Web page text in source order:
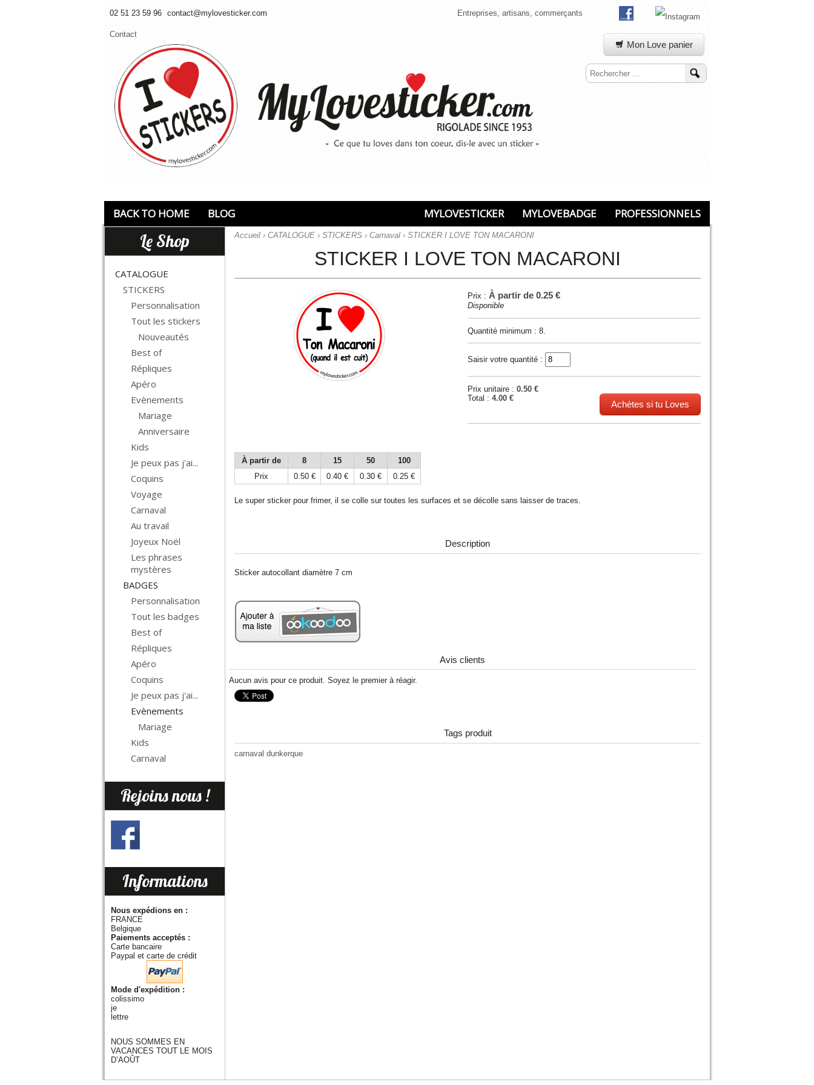
02 51 23 59 96 contact@mylovesticker.com
Contact
Entreprises, artisans, commerçants
Mon Love panier
BACK TO HOME BLOG PROFESSIONNELS
MYLOVEBADGE
MYLOVESTICKER
Accueil › CATALOGUE › STICKERS › Carnaval › STICKER I LOVE TON MACARONI
STICKER I LOVE TON MACARONI
Prix : À partir de 0.25 €
Disponible
Quantité minimum : 8.
Saisir votre quantité :
Prix unitaire : 0.50 €
Achètes si tu Loves
Total : 4.00 €
À partir de 8 15 50
100
Prix
0.50 € 0.40 € 0.30 € 0.25 €
Le super sticker pour frimer, il se colle sur toutes les surfaces et se décolle sans laisser de traces.
Description
Sticker autocollant diamètre 7 cm
Avis clients
Aucun avis pour ce produit. Soyez le premier à réagir.
Tags produit
carnaval dunkerque
Le Shop
CATALOGUE
STICKERS
Personnalisation
Tout les stickers
Nouveautés
Best of
Répliques
Apéro
Evènements
Mariage
Anniversaire
Kids
Je peux pas j'ai...
Coquins
Voyage
Carnaval
Au travail
Joyeux Noël
Les phrases
mystères
BADGES
Personnalisation
Tout les badges
Best of
Répliques
Apéro
Coquins
Je peux pas j'ai...
Evènements
Mariage
Kids
Carnaval
Rejoins nous !
Informations
Nous expédions en :
FRANCE
Belgique
Paiements acceptés :
Carte bancaire
Paypal et carte de crédit
Mode d'expédition :
colissimo
je
lettre
NOUS SOMMES EN
VACANCES TOUT LE MOIS
D’AOÛT